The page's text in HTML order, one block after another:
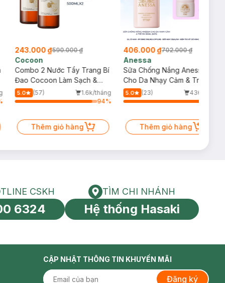
243.000 ₫590.000 ₫
Cocoon
Combo 2 Nước Tẩy Trang Bí
Đao Cocoon Làm Sạch &
Giảm Dầu 500ml
5.0 (57)
1.6k/tháng
94%
Thêm giỏ hàng
406.000 ₫702.000 ₫
Anessa
Sữa Chống Nắng Anessa
Cho Da Nhạy Cảm & Trẻ Em
60ml (Mới)
5.0 (23)
436/tháng
Thêm giỏ hàng
toàn cầu
HOTLINE CSKH
CSKH
6324
Tìm chi nhánh
TÌM CHI NHÁNH
Hệ thống Hasaki
CẬP NHẬT THÔNG TIN KHUYẾN MÃI
Đăng ký